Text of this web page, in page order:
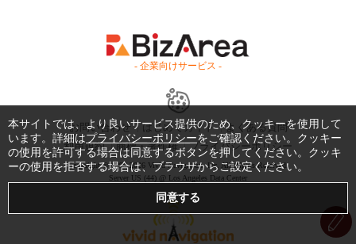
- 企業向けサービス -
お問い合わせ はじめてガイド
よくある質問
利用規約
商標・著作権 プライバシーポリシー
Copyright © 1999-2026 Vivid Navigation, Inc. All Rights Reserved.
Server US (44) @ Los Angeles Data Center
本サイトでは、より良いサービス提供のため、クッキーを使用して
います。詳細はプライバシーポリシーをご確認ください。クッキー
の使用を許可する場合は同意するボタンを押してください。クッキ
ーの使用を拒否する場合は、ブラウザからご設定ください。